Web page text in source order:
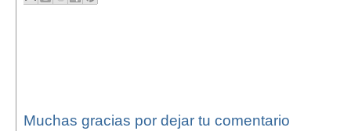
Muchas gracias por dejar tu comentario